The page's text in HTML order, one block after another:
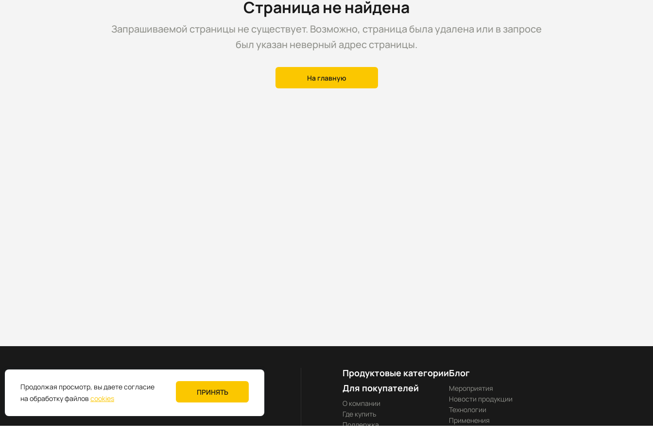
Страница не найдена
Запрашиваемой страницы не существует. Возможно, страница была удалена или в запросе
был указан неверный адрес страницы.
На главную
Промышленное коммуникационное оборудование
Продуктовые категории
Для покупателей
О компании
Где купить
Поддержка
Блог
Мероприятия
Новости продукции
Технологии
Применения
Продолжая просмотр, вы даете согласие
на обработку файлов cookies
ПРИНЯТЬ